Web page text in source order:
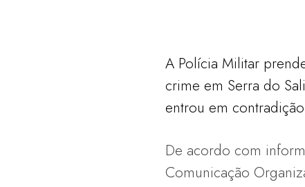
A Polícia Militar
crime em Serra do
entrou em
De acordo com
Comunicação